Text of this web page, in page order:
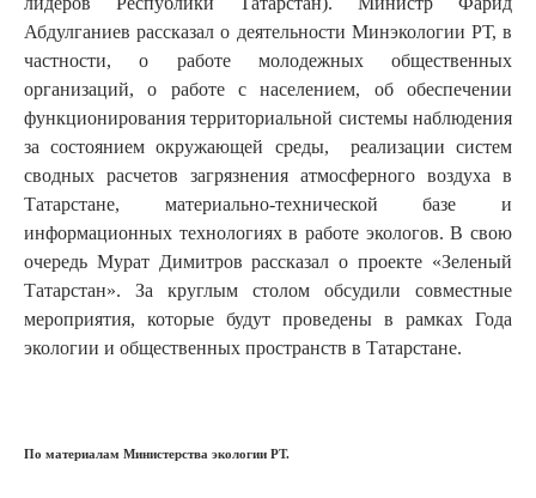
Абдулганиев рассказал о деятельности Минэкологии РТ, в
частности, о работе молодежных общественных
организаций, о работе с населением, об обеспечении
функционирования территориальной системы наблюдения
за состоянием окружающей среды, реализации систем
сводных расчетов загрязнения атмосферного воздуха в
Татарстане, материально-технической базе и
информационных технологиях в работе экологов. В свою
очередь Мурат Димитров рассказал о проекте «Зеленый
Татарстан». За круглым столом обсудили совместные
мероприятия, которые будут проведены в рамках Года
экологии и общественных пространств в Татарстане.
По материалам Министерства экологии РТ.